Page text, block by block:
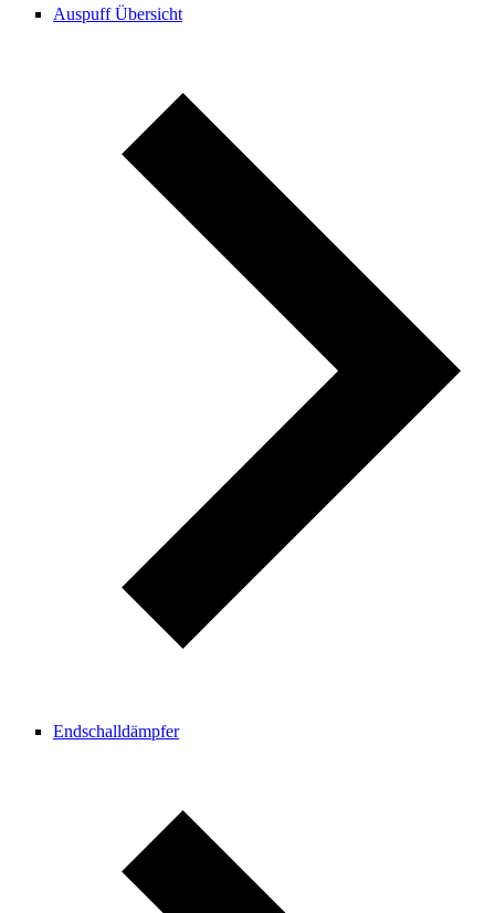
Auspuff Übersicht
Endschalldämpfer